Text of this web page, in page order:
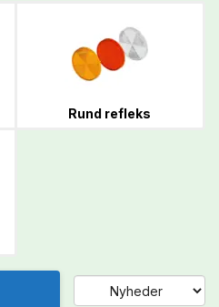
Rund refleks